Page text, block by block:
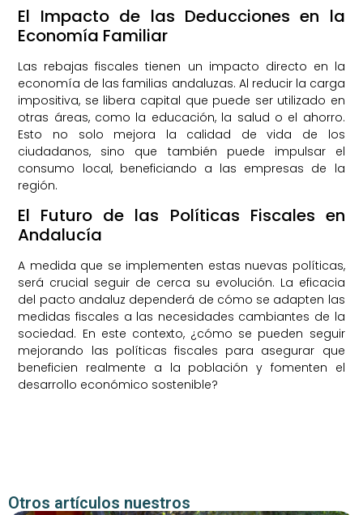
El Impacto de las Deducciones en la
Economía Familiar
Las rebajas fiscales tienen un impacto directo en la
economía de las familias andaluzas. Al reducir la carga
impositiva, se libera capital que puede ser utilizado en
otras áreas, como la educación, la salud o el ahorro.
Esto no solo mejora la calidad de vida de los
ciudadanos, sino que también puede impulsar el
consumo local, beneficiando a las empresas de la
región.
El Futuro de las Políticas Fiscales en
Andalucía
A medida que se implementen estas nuevas políticas,
será crucial seguir de cerca su evolución. La eficacia
del pacto andaluz dependerá de cómo se adapten las
medidas fiscales a las necesidades cambiantes de la
sociedad. En este contexto, ¿cómo se pueden seguir
mejorando las políticas fiscales para asegurar que
beneficien realmente a la población y fomenten el
desarrollo económico sostenible?
Otros artículos nuestros